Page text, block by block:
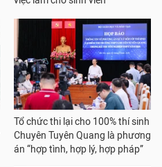
Tổ chức thi lại cho 100% thí sinh
Chuyên Tuyên Quang là phương
án “hợp tình, hợp lý, hợp pháp”